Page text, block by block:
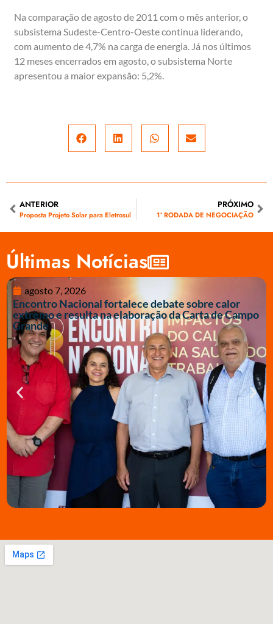
Na comparação de agosto de 2011 com o mês anterior, o
subsistema Sudeste-Centro-Oeste continua liderando,
com aumento de 4,7% na carga de energia. Já nos últimos
12 meses encerrados em agosto, o subsistema Norte
apresentou a maior expansão: 5,2%.
ANTERIOR
Proposta Projeto Solar para Eletrosul
PRÓXIMO
1ª RODADA DE NEGOCIAÇÃO
Últimas Notícias
agosto 7, 2026
Encontro Nacional fortalece debate sobre calor
extremo e resulta na elaboração da Carta de Campo
Grande